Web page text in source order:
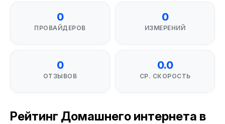
0
ПРОВАЙДЕРОВ
0
ИЗМЕРЕНИЙ
0
ОТЗЫВОВ
0.0
СР. СКОРОСТЬ
Рейтинг Домашнего интернета в